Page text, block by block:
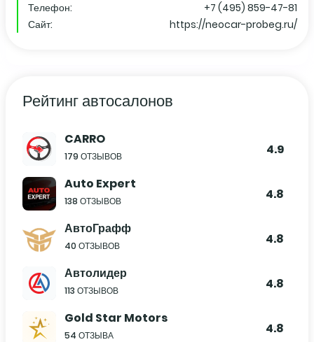
Телефон:
+7 (495) 859-47-81
Сайт:
https://neocar-probeg.ru/
Рейтинг автосалонов
CARRO
179 ОТЗЫВОВ 4.9
Auto Expert
138 ОТЗЫВОВ 4.8
АвтоГрафф
40 ОТЗЫВОВ 4.8
Автолидер
113 ОТЗЫВОВ 4.8
Gold Star Motors
54 ОТЗЫВА 4.8